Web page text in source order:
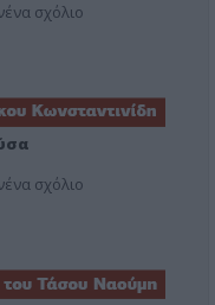
σχόλιο
σχόλιο